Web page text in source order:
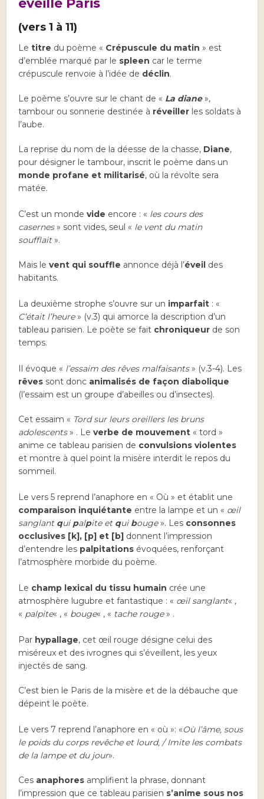
éveille Paris
(vers 1 à 11)
Letitre du poème « Crépuscule du matin » est
d’emblée marqué par le spleen car le terme
crépuscule renvoie à l’idée de déclin.
Le poème s’ouvre sur le chant de « La diane»,
tambour ou sonnerie destinée à réveiller les soldats à
l’aube.
La reprise du nom de la déesse de la chasse, Diane,
pour désigner le tambour, inscrit le poème dans un
monde profane et militarisé, où la révolte sera
matée.
C’est un monde vide encore : « les cours des
casernes» sont vides, seul « le vent du matin
soufflait».
Mais levent qui souffle annonce déjà l’éveil des
habitants.
La deuxième strophe s’ouvre sur un imparfait : «
C’était l’heure» (v.3) qui amorce la description d’un
tableau parisien. Le poète se fait chroniqueur de son
temps.
Il évoque « l’essaim des rêves malfaisants» (v.3-4). Les
rêves sont donc animalisés de façon diabolique
(l’essaim est un groupe d’abeilles ou d’insectes).
Cet essaim « Tord sur leurs oreillers les bruns
adolescents» . Leverbe de mouvement « tord »
anime ce tableau parisien de convulsions violentes
et montre à quel point la misère interdit le repos du
sommeil.
Le vers 5 reprend l’anaphore en « Où » et établit une
comparaison inquiétante entre la lampe et un « œil
sanglant qui palpite et qui bouge». Les consonnes
occlusives [k], [p] et [b] donnent l’impression
d’entendre les palpitations évoquées, renforçant
l’atmosphère morbide du poème.
Le champ lexical du tissu humain crée une
atmosphère lugubre et fantastique : « œil sanglant« ,
« palpite« , « bouge« , « tache rouge» .
Par hypallage, cet œil rouge désigne celui des
miséreux et des ivrognes qui s’éveillent, les yeux
injectés de sang.
C’est bien le Paris de la misère et de la débauche que
dépeint le poète.
Le vers 7 reprend l’anaphore en « où »: «Où l’âme, sous
le poids du corps revêche et lourd, / Imite les combats
de la lampe et du jour».
Ces anaphores amplifient la phrase, donnant
l’impression que ce tableau parisien s’anime sous nos